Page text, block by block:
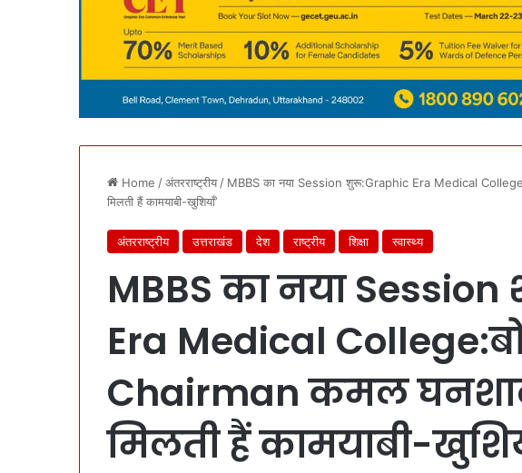
Home /अंतरराष्ट्रीय / MBBS का नया Session शुरू:Graphic Era Medical
मिलती हैं कामयाबी-खुशियाँ’
अंतरराष्ट्रीय उत्तराखंड देश राष्ट्रीय शिक्षा स्वास्थ्य
MBBS का नया
Era Medical
Chairman कमल
मिलती हैं कामयाबी-